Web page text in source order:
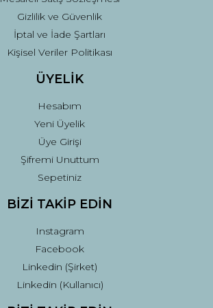
Gizlilik ve Güvenlik
İptal ve İade Şartları
Kişisel Veriler Politikası
ÜYELİK
Hesabım
Yeni Üyelik
Üye Girişi
Şifremi Unuttum
Sepetiniz
BİZİ TAKİP EDİN
Instagram
Facebook
Linkedin (Şirket)
Linkedin (Kullanıcı)